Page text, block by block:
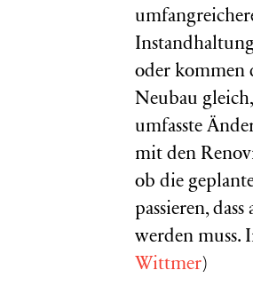
oder kommen
Neubau
umfasste
mit den
ob die
passieren,
werden muss.
Wittmer)